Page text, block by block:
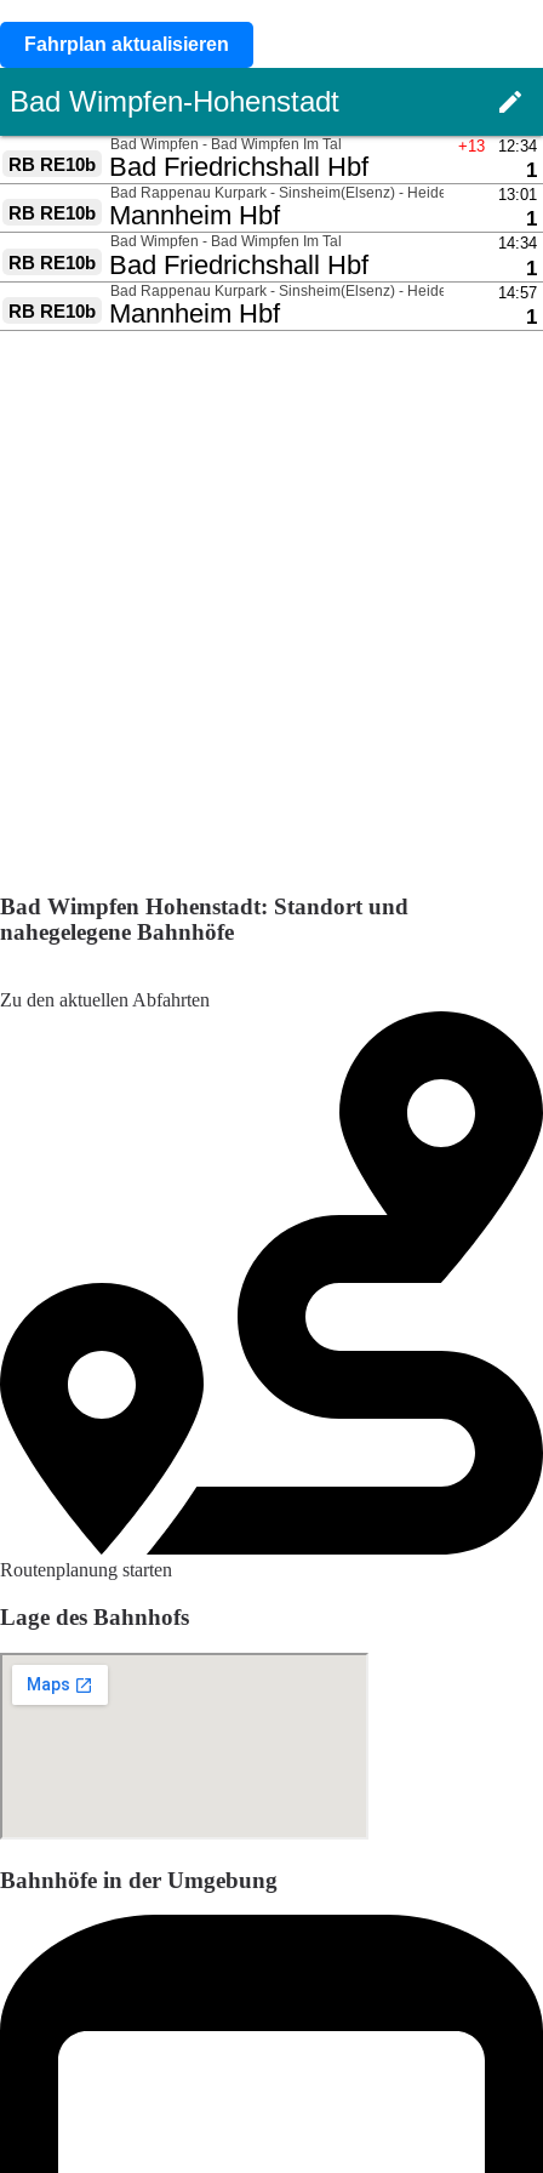
Fahrplan aktualisieren
Bad Wimpfen Hohenstadt: Standort und
nahegelegene Bahnhöfe
Zu den aktuellen Abfahrten
Routenplanung starten
Lage des Bahnhofs
Bahnhöfe in der Umgebung